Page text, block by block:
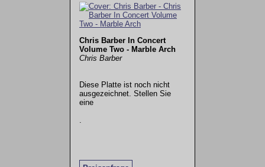
Chris Barber In Concert
Volume Two - Marble Arch
Chris Barber
Diese Platte ist noch nicht
ausgezeichnet. Stellen Sie
eine